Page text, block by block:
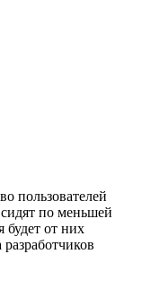
пользователей
по меньшей
будет от них